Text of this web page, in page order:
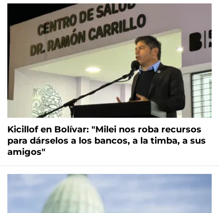
Kicillof en Bolívar: "Milei nos roba recursos
para dárselos a los bancos, a la timba, a sus
amigos"